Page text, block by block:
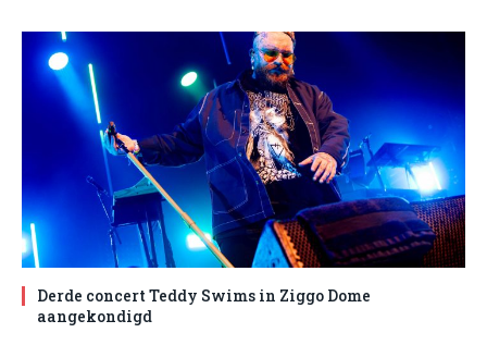
Derde concert Teddy Swims in Ziggo Dome
aangekondigd